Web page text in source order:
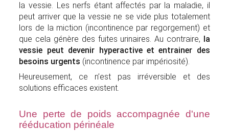
la vessie. Les nerfs étant affectés par la maladie, il
peut arriver que la vessie ne se vide plus totalement
lors de la miction (incontinence par regorgement) et
que cela génère des fuites urinaires. Au contraire,
la
vessie peut devenir hyperactive et entrainer des
besoins urgents (incontinence par impériosité).
Heureusement, ce n’est pas irréversible et des
solutions efficaces existent.
Une perte de poids accompagnée d'une
rééducation périnéale